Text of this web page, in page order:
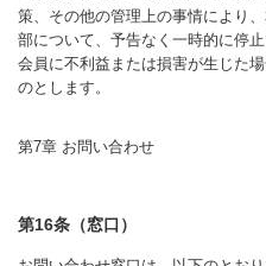
策、その他の管理上の事情により
部について、予告なく一時的に停
会員に不利益または損害が生じた
のとします。
第7章 お問い合わせ
第16条（窓口）